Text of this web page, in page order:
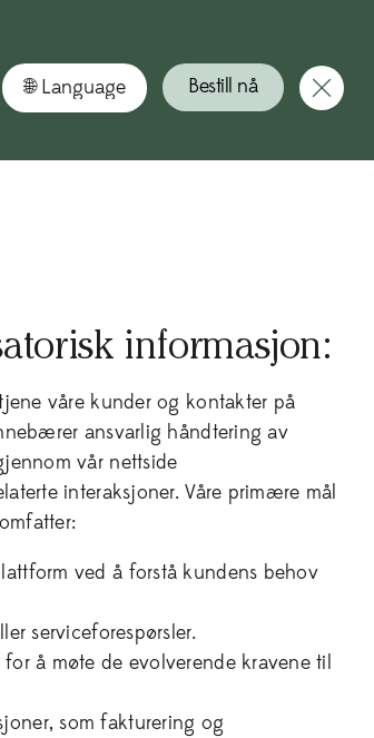
Bestill nå
informasjon:
våre kunder og kontakter på
ansvarlig håndtering av
vår nettside
interaksjoner. Våre primære mål
ved å forstå kundens behov
serviceforespørsler.
å møte de evolverende kravene til
som fakturering og